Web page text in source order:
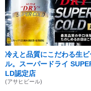
冷えと品質にこだわる生ビ
ル。スーパードライ
LD認定店
(アサヒビール)